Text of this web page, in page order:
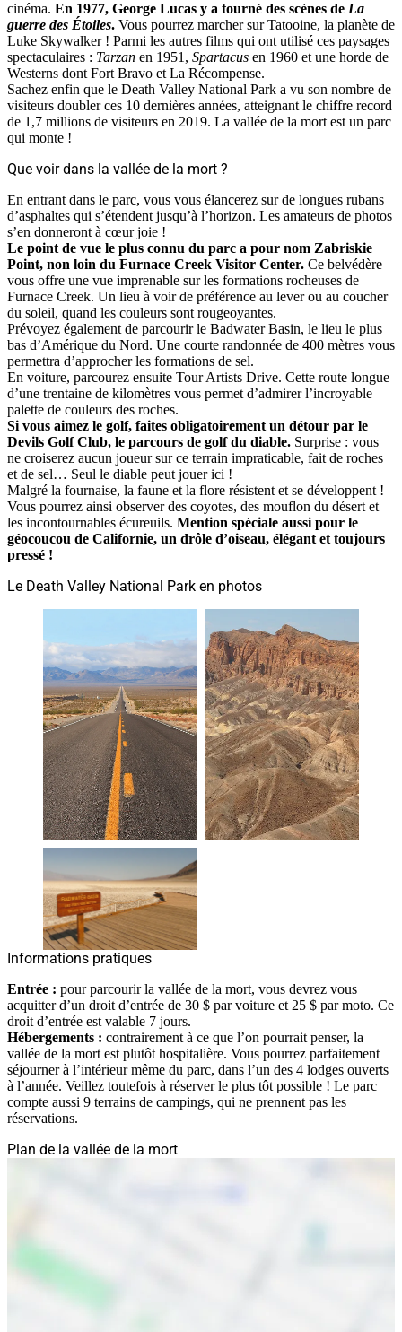
cinéma. En 1977, George Lucas y a tourné des scènes de La
guerre des Étoiles. Vous pourrez marcher sur Tatooine, la planète de
Luke Skywalker ! Parmi les autres films qui ont utilisé ces paysages
spectaculaires : Tarzan en 1951, Spartacus en 1960 et une horde de
Westerns dont Fort Bravo et La Récompense.
Sachez enfin que le Death Valley National Park a vu son nombre de
visiteurs doubler ces 10 dernières années, atteignant le chiffre record
de 1,7 millions de visiteurs en 2019. La vallée de la mort est un parc
qui monte !
Que voir dans la vallée de la mort ?
En entrant dans le parc, vous vous élancerez sur de longues rubans
d’asphaltes qui s’étendent jusqu’à l’horizon. Les amateurs de photos
s’en donneront à cœur joie !
Le point de vue le plus connu du parc a pour nom Zabriskie
Point, non loin du Furnace Creek Visitor Center. Ce belvédère
vous offre une vue imprenable sur les formations rocheuses de
Furnace Creek. Un lieu à voir de préférence au lever ou au coucher
du soleil, quand les couleurs sont rougeoyantes.
Prévoyez également de parcourir le Badwater Basin, le lieu le plus
bas d’Amérique du Nord. Une courte randonnée de 400 mètres vous
permettra d’approcher les formations de sel.
En voiture, parcourez ensuite Tour Artists Drive. Cette route longue
d’une trentaine de kilomètres vous permet d’admirer l’incroyable
palette de couleurs des roches.
Si vous aimez le golf, faites obligatoirement un détour par le
Devils Golf Club, le parcours de golf du diable. Surprise : vous
ne croiserez aucun joueur sur ce terrain impraticable, fait de roches
et de sel… Seul le diable peut jouer ici !
Malgré la fournaise, la faune et la flore résistent et se développent !
Vous pourrez ainsi observer des coyotes, des mouflon du désert et
les incontournables écureuils. Mention spéciale aussi pour le
géocoucou de Californie, un drôle d’oiseau, élégant et toujours
pressé !
Le Death Valley National Park en photos
Informations pratiques
Entrée : pour parcourir la vallée de la mort, vous devrez vous
acquitter d’un droit d’entrée de 30 $ par voiture et 25 $ par moto. Ce
droit d’entrée est valable 7 jours.
Hébergements : contrairement à ce que l’on pourrait penser, la
vallée de la mort est plutôt hospitalière. Vous pourrez parfaitement
séjourner à l’intérieur même du parc, dans l’un des 4 lodges ouverts
à l’année. Veillez toutefois à réserver le plus tôt possible ! Le parc
compte aussi 9 terrains de campings, qui ne prennent pas les
réservations.
Plan de la vallée de la mort